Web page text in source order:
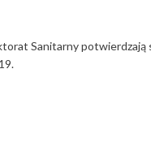
Sanitarny